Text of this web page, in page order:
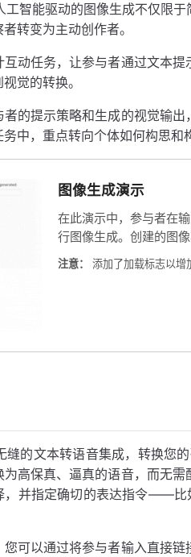
智能驱动的图像生成不仅限于
转变为主动创作者。
动任务，让参与者通过文本
觉的转换。
者的提示策略和生成的视觉输
中，重点转向个体如何构思和
图像生成演示
在此演示中，参与者在
行图像生成。创建的图
注意： 添加了加载标志以增
的文本转语音集成，转换您
为高保真、逼真的语音，而无
，并指定确切的表达指令——
您可以通过将参与者输入直接